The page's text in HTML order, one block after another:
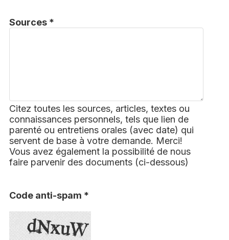
Sources *
Citez toutes les sources, articles, textes ou
connaissances personnels, tels que lien de
parenté ou entretiens orales (avec date) qui
servent de base à votre demande. Merci!
Vous avez également la possibilité de nous
faire parvenir des documents (ci-dessous)
Code anti-spam *